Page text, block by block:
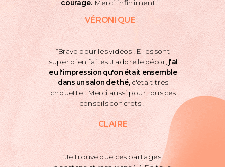
“Je trouve que ces partages
“Bravo pour les vidéos ! Elles sont
super bien faites. J'adore le décor,j'ai
eu l'impression qu'on était ensemble
dans un salon de thé, c'était très
chouette ! Merci aussi pour tous ces
conseils concrets !”
CLAIRE
courage. Merci infiniment.”
VÉRONIQUE